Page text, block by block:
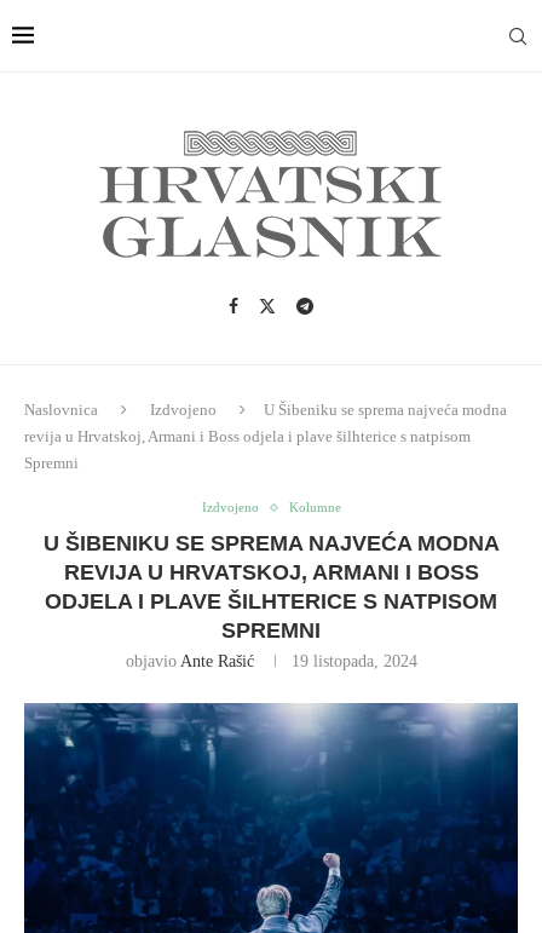
Naslovnica Izdvojeno
U Šibeniku se sprema najveća modna
revija u Hrvatskoj, Armani i Boss odjela i plave šilhterice s natpisom
Spremni
Izdvojeno Kolumne
U ŠIBENIKU SE SPREMA NAJVEĆA MODNA
REVIJA U HRVATSKOJ, ARMANI I BOSS
ODJELA I PLAVE ŠILHTERICE S NATPISOM
SPREMNI
objavio Ante Rašić 19 listopada, 2024